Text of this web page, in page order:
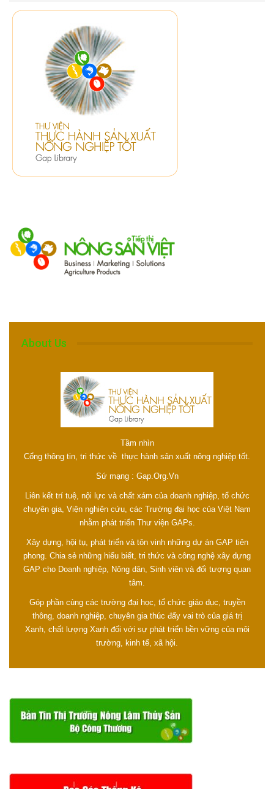
About Us
Tầm nhìn
Cổng thông tin, tri thức về thực hành sản xuất nông nghiệp tốt.
Sứ mạng : Gap.Org.Vn
Liên kết trí tuệ, nội lực và chất xám của doanh nghiệp, tổ chức
chuyên gia, Viện nghiên cứu, các Trường đại học của Việt Nam
nhằm phát triển Thư viện GAPs.
Xây dựng, hội tụ, phát triển và tôn vinh những dự án GAP tiên
phong. Chia sẻ những hiểu biết, tri thức và công nghệ xây dựng
GAP cho Doanh nghiệp, Nông dân, Sinh viên và đối tượng quan
tâm.
Góp phần cùng các trường đại học, tổ chức giáo dục, truyền
thông, doanh nghiệp, chuyên gia thúc đẩy vai trò của giá trị
Xanh, chất lượng Xanh đối với sự phát triển bền vững của môi
trường, kinh tế, xã hội.